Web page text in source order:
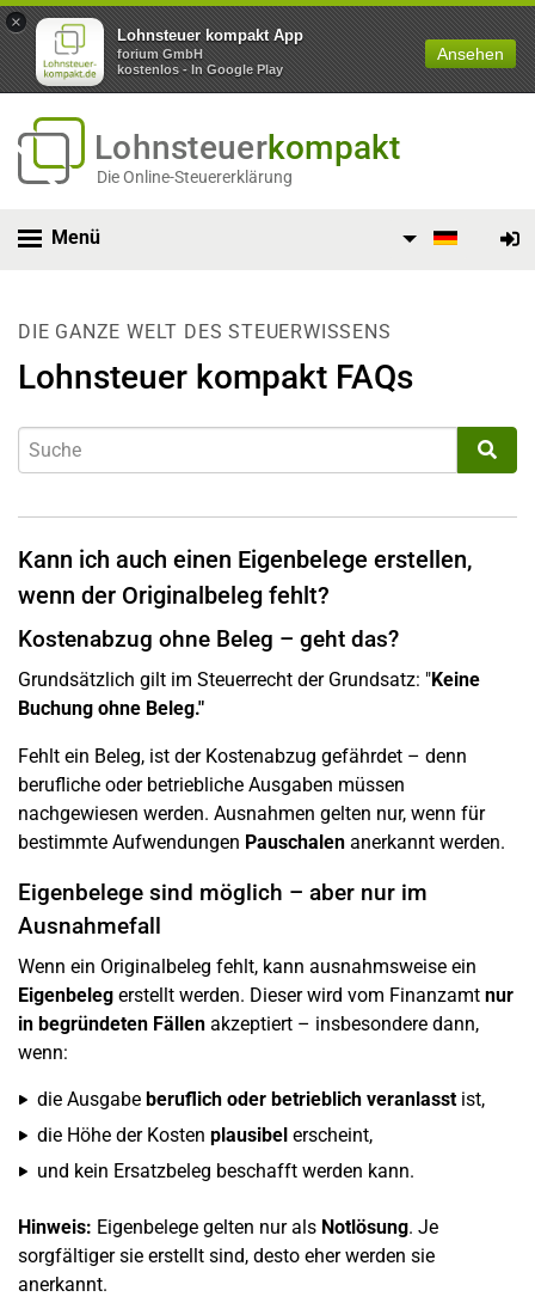
×
Lohnsteuer kompakt App
forium GmbH
kostenlos - In Google Play
Ansehen
Lohnsteuerkompakt
Die Online-Steuererklärung
Menü
DIE GANZE WELT DES STEUERWISSENS
Lohnsteuer kompakt FAQs
Kann ich auch einen Eigenbelege erstellen,
wenn der Originalbeleg fehlt?
Kostenabzug ohne Beleg – geht das?
Grundsätzlich gilt im Steuerrecht der Grundsatz: "Keine
Buchung ohne Beleg."
Fehlt ein Beleg, ist der Kostenabzug gefährdet – denn
berufliche oder betriebliche Ausgaben müssen
nachgewiesen werden. Ausnahmen gelten nur, wenn für
bestimmte Aufwendungen Pauschalen anerkannt werden.
Eigenbelege sind möglich – aber nur im
Ausnahmefall
Wenn ein Originalbeleg fehlt, kann ausnahmsweise ein
Eigenbeleg erstellt werden. Dieser wird vom Finanzamt nur
in begründeten Fällen akzeptiert – insbesondere dann,
wenn:
die Ausgabe beruflich oder betrieblich veranlasstist,
die Höhe der Kosten plausibel erscheint,
und kein Ersatzbeleg beschafft werden kann.
Hinweis: Eigenbelege gelten nur als Notlösung. Je
sorgfältiger sie erstellt sind, desto eher werden sie
anerkannt.